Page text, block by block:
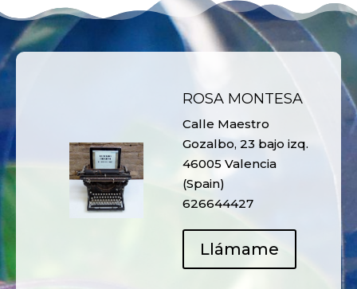
ROSA MONTESA
Calle Maestro
Gozalbo, 23 bajo izq.
46005 Valencia
(Spain)
626644427
Llámame